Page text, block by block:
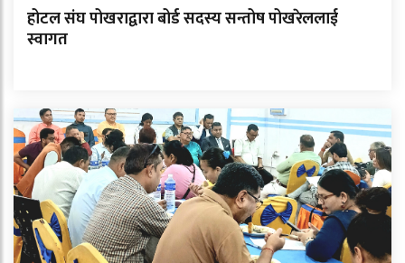
होटल संघ पोखराद्वारा बोर्ड सदस्य सन्तोष पोखरेललाई
स्वागत